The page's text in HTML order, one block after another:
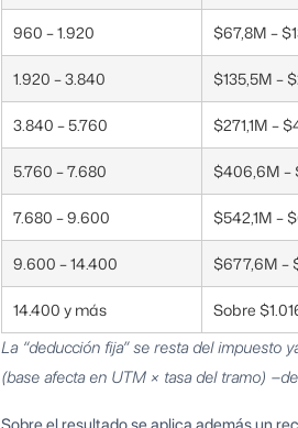
960 – 1.920 $67,8M –
1.920 – 3.840 $135,5M –
3.840 – 5.760 $271,1M –
5.760 – 7.680 $406,6M –
7.680 – 9.600 $542,1M –
9.600 – 14.400 $677,6M –
14.400 y más Sobre
La “deducción fija” se resta del impuesto
(base afecta en UTM × tasa del tramo)